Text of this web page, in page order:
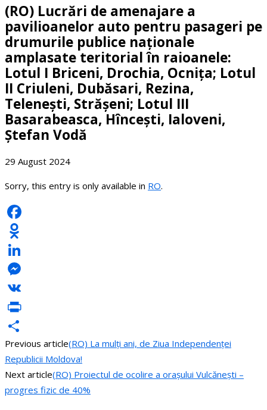
(RO) Lucrări de amenajare a
pavilioanelor auto pentru pasageri pe
drumurile publice naționale
amplasate teritorial în raioanele:
Lotul I Briceni, Drochia, Ocnița; Lotul
II Criuleni, Dubăsari, Rezina,
Telenești, Strășeni; Lotul III
Basarabeasca, Hîncești, Ialoveni,
Ștefan Vodă
29 August 2024
Sorry, this entry is only available in RO.
Facebook
Odnoklassniki
LinkedIn
Messenger
VK
PrintFriendly
Share
Previous article(RO) La mulți ani, de Ziua Independenței
Republicii Moldova!
Next article(RO) Proiectul de ocolire a orașului Vulcănești –
progres fizic de 40%